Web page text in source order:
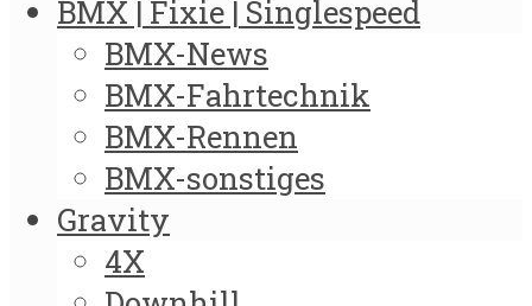
BMX | Fixie | Singlespeed
BMX-News
BMX-Fahrtechnik
BMX-Rennen
BMX-sonstiges
Gravity
4X